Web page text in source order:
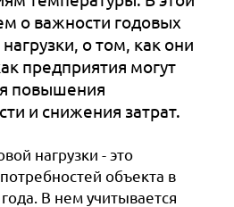
о важности годовых
о том, как они
предприятия могут
повышения
и снижения затрат.
нагрузки - это
объекта в
В нем учитывается